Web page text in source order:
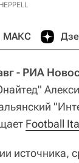
МАКС
- РИА
Football
источника,